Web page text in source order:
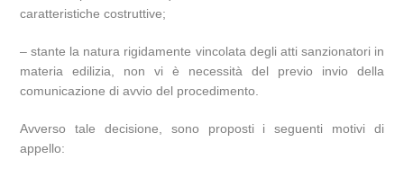
caratteristiche costruttive;
– stante la natura rigidamente vincolata degli atti sanzionatori in
materia edilizia, non vi è necessità del previo invio della
comunicazione di avvio del procedimento.
Avverso tale decisione, sono proposti i seguenti motivi di
appello: